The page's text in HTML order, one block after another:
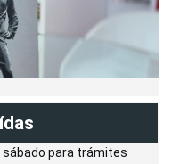
sábado para trámites